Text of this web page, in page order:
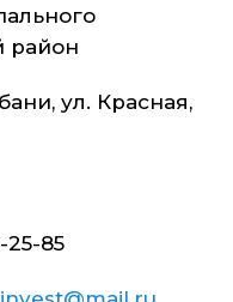
район
ул. Красная,
25-85